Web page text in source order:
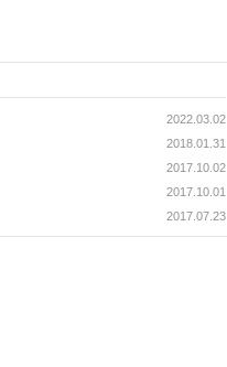
2022.03.02
2018.01.31
2017.10.02
2017.10.01
2017.07.23